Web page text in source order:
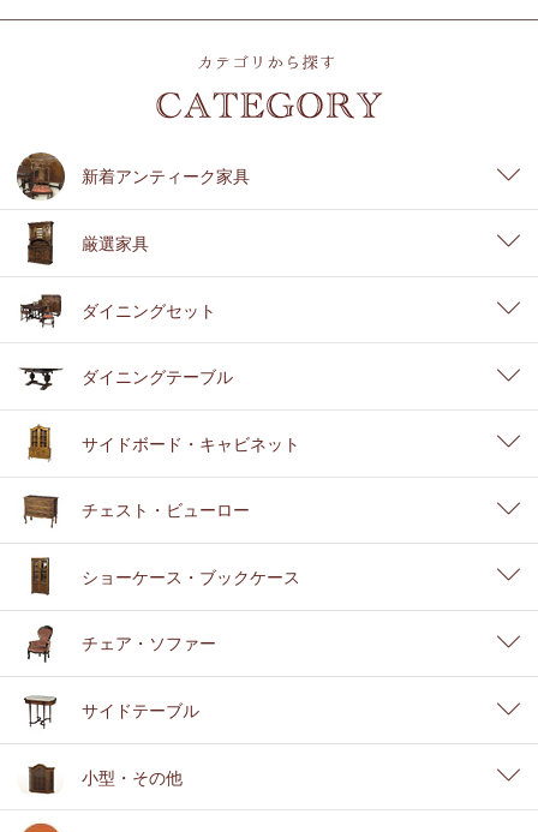
新着アンティーク家具
厳選家具
ダイニングセット
ダイニングテーブル
サイドボード・キャビネット
チェスト・ビューロー
ショーケース・ブックケース
チェア・ソファー
サイドテーブル
小型・その他